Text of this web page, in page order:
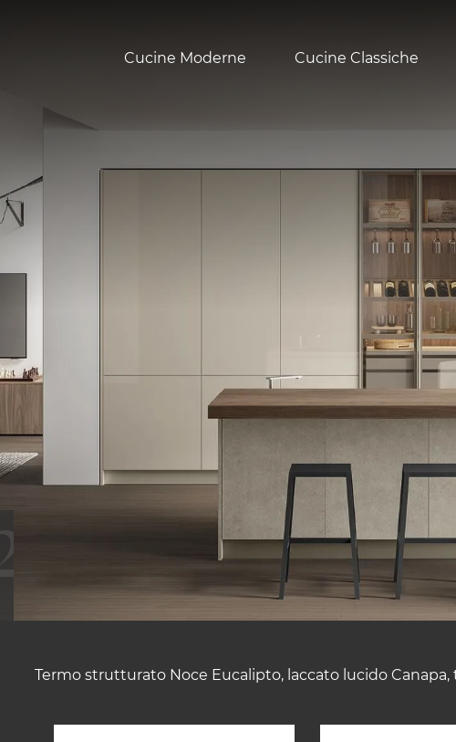
Cucine Moderne Cucine Classiche
Termo strutturato Noce Eucalipto, laccato lucido